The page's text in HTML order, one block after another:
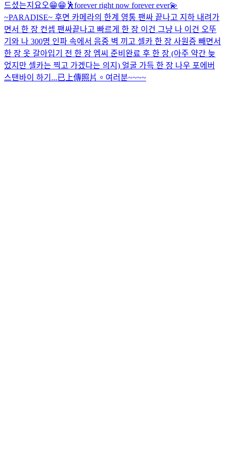
드셨는지요오😁😁 🕺forever right now forever ever💫
~PARADISE~ 후면 카메라의 한계 영통 팬싸 끝나고 지하 내려가
면서 한 장 컨셉 팬싸끝나고 빠르게 한 장 이건 그냥 나 이건 오뚜
기와 나 300명 인파 속에서 음중 벽 끼고 셀카 한 장 사원증 빼면서
한 장 옷 갈아입기 전 한 장 엠씨 준비완료 후 한 장 (아주 약간 늦
었지만 셀카는 찍고 가겠다는 의지) 얼굴 가득 한 장 나우 포에버
스탠바이 하기...已上傳照片。 여러분~~~~